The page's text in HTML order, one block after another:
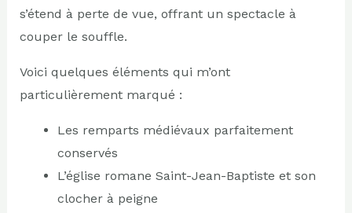
s’étend à perte de vue, offrant un spectacle à
couper le souffle.
Voici quelques éléments qui m’ont
particulièrement marqué :
Les remparts médiévaux parfaitement
conservés
L’église romane Saint-Jean-Baptiste et son
clocher à peigne